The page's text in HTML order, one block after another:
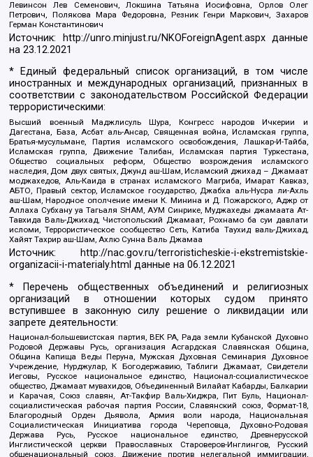
Левинсон Лев Семенович, Локшина Татьяна Иосифовна, Орлов Олег
Петрович, Полякова Мара Федоровна, Резник Генри Маркович, Захаров
Герман Константинович
Источник: http://unro.minjust.ru/NKOForeignAgent.aspxданные
на23.12.2021
* Единый федеральный список организаций, в том числе
иностранных и международных организаций, признанных в
соответствии с законодательством Российской Федерации
террористическими:
Высший военный Маджлисуль Шура, Конгресс народов Ичкерии и
Дагестана, База, Асбат аль-Ансар, Священная война, Исламская группа,
Братья-мусульмане, Партия исламского освобождения, Лашкар-И-Тайба,
Исламская группа, Движение Талибан, Исламская партия Туркестана,
Общество социальных реформ, Общество возрождения исламского
наследия, Дом двух святых, Джунд аш-Шам, Исламский джихад – Джамаат
моджахедов, Аль-Каида в странах исламского Магриба, Имарат Кавказ,
АБТО, Правый сектор, Исламское государство, Джабха аль-Нусра ли-Ахль
аш-Шам, Народное ополчение имени К. Минина и Д. Пожарского, Аджр от
Аллаха Субхану уа Тагьаля SHAM, АУМ Синрике, Муджахеды джамаата Ат-
Тавхида Валь-Джихад, Чистопольский Джамаат, Рохнамо ба суи давлати
исломи, Террористическое сообщество Сеть, Катиба Таухид валь-Джихад,
Хайят Тахрир аш-Шам, Ахлю Сунна Валь Джамаа
Источник:
http://nac.gov.ru/terroristicheskie-i-ekstremistskie-
organizacii-i-materialy.html данные на06.12.2021
* Перечень общественных объединений и религиозных
организаций в отношении которых судом принято
вступившее в законную силу решение о ликвидации или
запрете деятельности:
Национал-большевистская партия, ВЕК РА, Рада земли Кубанской Духовно
Родовой Державы Русь, организация Асгардская Славянская Община,
Община Капища Веды Перуна, Мужская Духовная Семинария Духовное
Учреждение, Нурджулар, К Богодержавию, Таблиги Джамаат, Свидетели
Иеговы, Русское национальное единство, Национал-социалистическое
общество, Джамаат мувахидов, Объединенный Вилайат Кабарды, Балкарии
и Карачая, Союз славян, Ат-Такфир Валь-Хиджра, Пит Буль, Национал-
социалистическая рабочая партия России, Славянский союз, Формат-18,
Благородный Орден Дьявола, Армия воли народа, Национальная
Социалистическая Инициатива города Череповца, Духовно-Родовая
Держава Русь, Русское национальное единство, Древнерусской
Инглистической церкви Православных Староверов-Инглингов, Русский
общенациональный союз, Движение против нелегальной иммиграции,